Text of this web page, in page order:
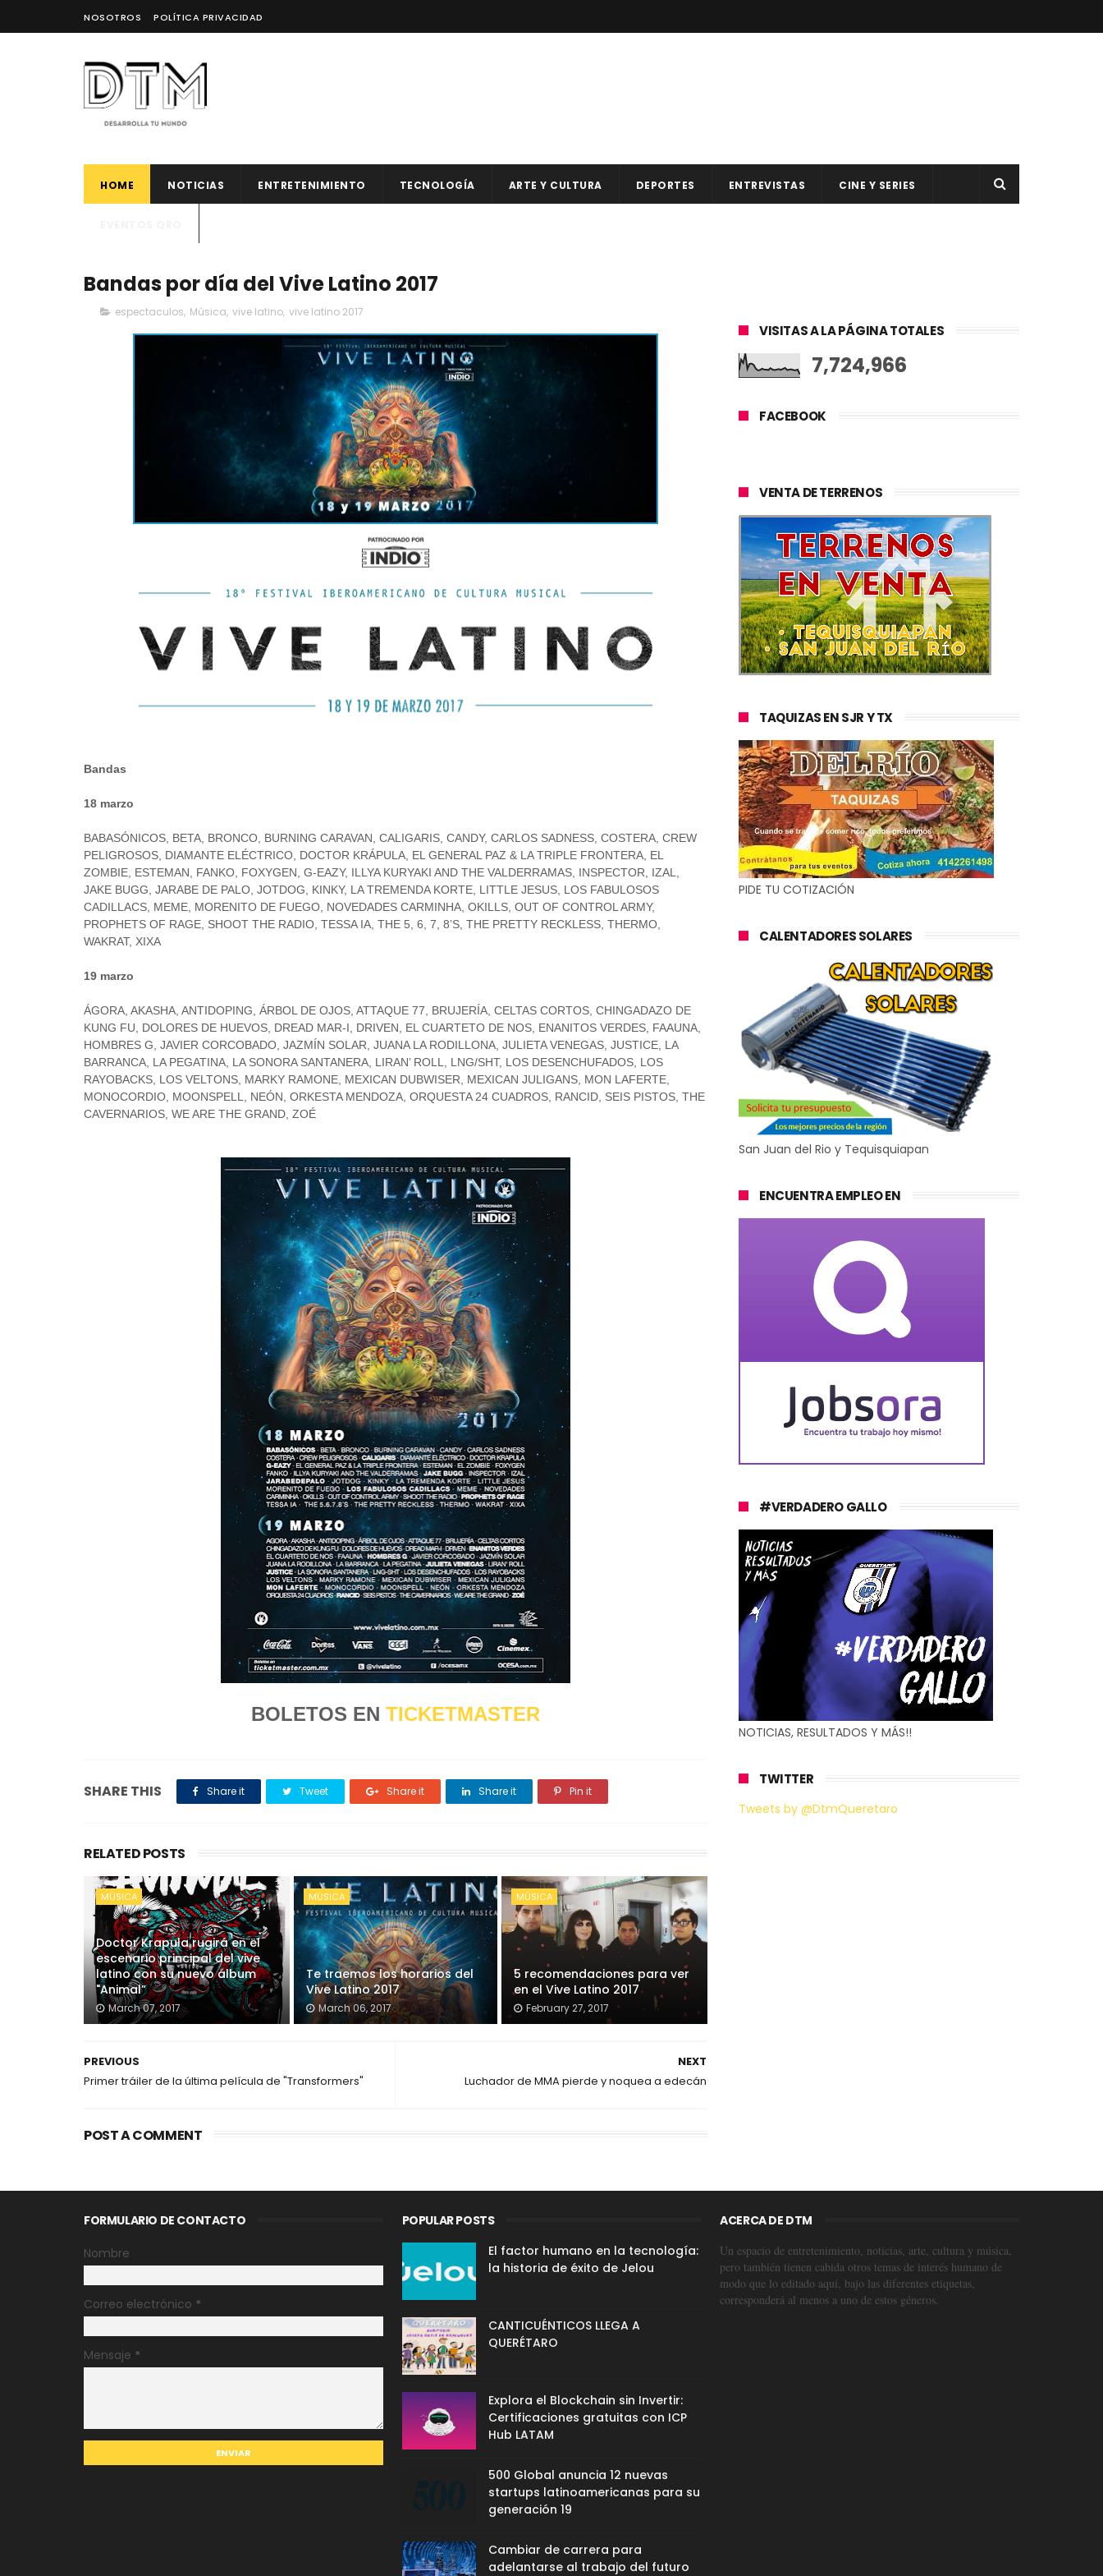
NOSOTROS POLÍTICA PRIVACIDAD
HOME NOTICIAS ENTRETENIMIENTO TECNOLOGÍA ARTE Y CULTURA DEPORTES ENTREVISTAS CINE Y SERIES
Bandas por día del Vive Latino 2017
espectaculos, Música, vive latino, vive latino 2017
Bandas
18 marzo
BABASÓNICOS, BETA, BRONCO, BURNING CARAVAN, CALIGARIS, CANDY, CARLOS SADNESS, COSTERA, CREW
PELIGROSOS, DIAMANTE ELÉCTRICO, DOCTOR KRÁPULA, EL GENERAL PAZ & LA TRIPLE FRONTERA, EL
ZOMBIE, ESTEMAN, FANKO, FOXYGEN, G-EAZY, ILLYA KURYAKI AND THE VALDERRAMAS, INSPECTOR, IZAL,
JAKE BUGG, JARABE DE PALO, JOTDOG, KINKY, LA TREMENDA KORTE, LITTLE JESUS, LOS FABULOSOS
CADILLACS, MEME, MORENITO DE FUEGO, NOVEDADES CARMINHA, OKILLS, OUT OF CONTROL ARMY,
PROPHETS OF RAGE, SHOOT THE RADIO, TESSA IA, THE 5, 6, 7, 8’S, THE PRETTY RECKLESS, THERMO,
WAKRAT, XIXA
19 marzo
ÁGORA, AKASHA, ANTIDOPING, ÁRBOL DE OJOS, ATTAQUE 77, BRUJERÍA, CELTAS CORTOS, CHINGADAZO DE
KUNG FU, DOLORES DE HUEVOS, DREAD MAR-I, DRIVEN, EL CUARTETO DE NOS, ENANITOS VERDES, FAAUNA,
HOMBRES G, JAVIER CORCOBADO, JAZMÍN SOLAR, JUANA LA RODILLONA, JULIETA VENEGAS, JUSTICE, LA
BARRANCA, LA PEGATINA, LA SONORA SANTANERA, LIRAN’ ROLL, LNG/SHT, LOS DESENCHUFADOS, LOS
RAYOBACKS, LOS VELTONS, MARKY RAMONE, MEXICAN DUBWISER, MEXICAN JULIGANS, MON LAFERTE,
MONOCORDIO, MOONSPELL, NEÓN, ORKESTA MENDOZA, ORQUESTA 24 CUADROS, RANCID, SEIS PISTOS, THE
CAVERNARIOS, WE ARE THE GRAND, ZOÉ
BOLETOS EN TICKETMASTER
SHARE THIS Share it Tweet Share it Share it Pin it
RELATED POSTS
MÚSICA
Doctor Krapula rugirá en el
escenario principal del vive
latino con su nuevo álbum
"Animal”
March 07, 2017
MÚSICA
Te traemos los horarios del
Vive Latino 2017
March 06, 2017
MÚSICA
5 recomendaciones para ver
en el Vive Latino 2017
February 27, 2017
NEXT
Luchador de MMA pierde y noquea a edecán
PREVIOUS
Primer tráiler de la última película de "Transformers"
POST A COMMENT
VISITAS A LA PÁGINA TOTALES
7,724,966
FACEBOOK
VENTA DE TERRENOS
TAQUIZAS EN SJR Y TX
PIDE TU COTIZACIÓN
CALENTADORES SOLARES
San Juan del Rio y Tequisquiapan
ENCUENTRA EMPLEO EN
#VERDADERO GALLO
NOTICIAS, RESULTADOS Y MÁS!!
TWITTER
Tweets by @DtmQueretaro
FORMULARIO DE CONTACTO
Nombre
Correo electrónico *
Mensaje *
POPULAR POSTS
El factor humano en la tecnología:
la historia de éxito de Jelou
CANTICUÉNTICOS LLEGA A
QUERÉTARO
Explora el Blockchain sin Invertir:
Certificaciones gratuitas con ICP
Hub LATAM
500 Global anuncia 12 nuevas
startups latinoamericanas para su
generación 19
Cambiar de carrera para
adelantarse al trabajo del futuro
ACERCA DE DTM
Un espacio de entretenimiento, noticias, arte, cultura y música,
pero también tienen cabida otros temas de interés humano de
modo que lo editado aquí, bajo las diferentes etiquetas,
corresponderá al menos a uno de estos géneros.